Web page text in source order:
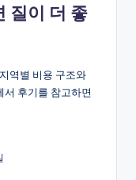
질이 더 좋
역별 비용 구조와
서 후기를 참고하면